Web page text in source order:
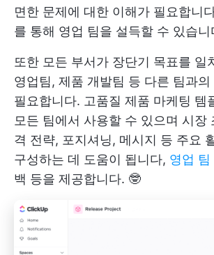
면한 문제에 대한 이해가 필요합니
를 통해 영업 팀을 설득할 수 있습니
또한 모든 부서가 장단기 목표를 일
영업팀, 제품 개발팀 등 다른 팀과의
필요합니다. 고품질 제품 마케팅 템
모든 팀에서 사용할 수 있으며 시장
격 전략, 포지셔닝, 메시지 등 주요
구성하는 데 도움이 됩니다, 영업 팀
백 등을 제공합니다. 🤓